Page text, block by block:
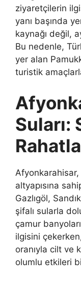
ziyaretçilerin
yanı başında
kaynağı değil,
Bu nedenle,
yer alan
turistik
Suları:
Afyonkarahisar,
altyapısına
Gazlıgöl,
şifalı sularla
çamur
ilgisini
oranıyla cilt ve
olumlu etkileri